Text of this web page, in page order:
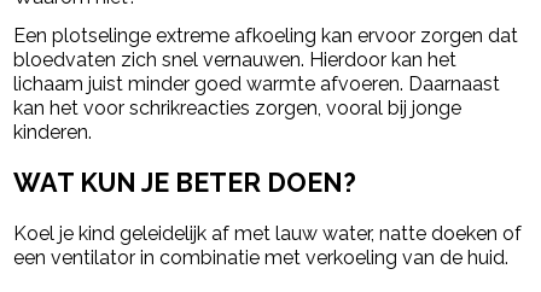
Een plotselinge extreme afkoeling kan ervoor zorgen dat
bloedvaten zich snel vernauwen. Hierdoor kan het
lichaam juist minder goed warmte afvoeren. Daarnaast
kan het voor schrikreacties zorgen, vooral bij jonge
kinderen.
WAT KUN JE BETER DOEN?
Koel je kind geleidelijk af met lauw water, natte doeken of
een ventilator in combinatie met verkoeling van de huid.